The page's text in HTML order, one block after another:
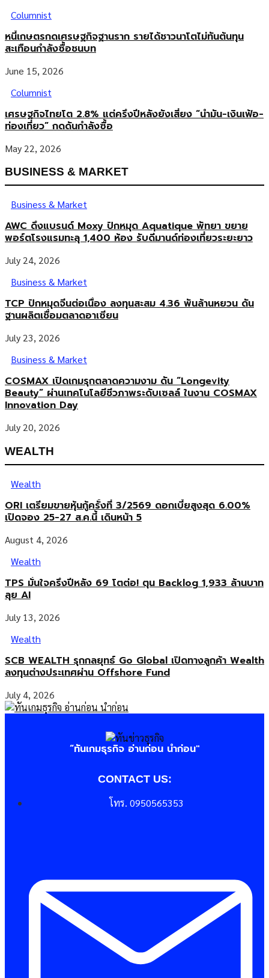
Columnist
หนี้เกษตรกดเศรษฐกิจฐานราก รายได้ชาวนาโตไม่ทันต้นทุน
สะเทือนกำลังซื้อชนบท
June 15, 2026
Columnist
เศรษฐกิจไทยโต 2.8% แต่ครึ่งปีหลังยังเสี่ยง “น้ำมัน-เงินเฟ้อ-
ท่องเที่ยว” กดดันกำลังซื้อ
May 22, 2026
BUSINESS & MARKET
Business & Market
AWC ดึงแบรนด์ Moxy ปักหมุด Aquatique พัทยา ขยาย
พอร์ตโรงแรมทะลุ 1,400 ห้อง รับดีมานด์ท่องเที่ยวระยะยาว
July 24, 2026
Business & Market
TCP ปักหมุดจีนต่อเนื่อง ลงทุนสะสม 4.36 พันล้านหยวน ดัน
ฐานผลิตเชื่อมตลาดอาเซียน
July 23, 2026
Business & Market
COSMAX เปิดเกมรุกตลาดความงาม ดัน “Longevity
Beauty” ผ่านเทคโนโลยีชีวภาพระดับเซลล์ ในงาน COSMAX
Innovation Day
July 20, 2026
WEALTH
Wealth
ORI เตรียมขายหุ้นกู้ครั้งที่ 3/2569 ดอกเบี้ยสูงสุด 6.00%
เปิดจอง 25-27 ส.ค.นี้ เดินหน้า 5
August 4, 2026
Wealth
TPS มั่นใจครึ่งปีหลัง 69 โตต่อ! ตุน Backlog 1,933 ล้านบาท
ลุย AI
July 13, 2026
Wealth
SCB WEALTH รุกกลยุทธ์ Go Global เปิดทางลูกค้า Wealth
ลงทุนต่างประเทศผ่าน Offshore Fund
July 4, 2026
“ทันเกมธุรกิจ อ่านก่อน นำก่อน"
CONTACT US:
โทร. 0950565353